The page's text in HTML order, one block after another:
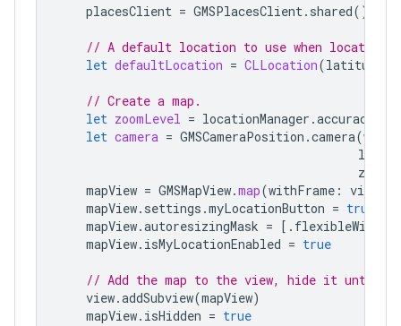
placesClient = GMSPlacesClient. shared()
// A default location to use when location
let defaultLocation = CLLocation(latitude
// Create a map.
let zoomLevel = locationManager .
let camera = GMSCameraPosition .camera(
zoom
mapView = GMSMapView.map(withFrame : view
mapView. settings .myLocationButton = true
mapView.autoresizingMask = [. flexibleWidth
mapView. isMyLocationEnabled = true
// Add the map to the view, hide it until
view.addSubview(mapView)
mapView. isHidden = true